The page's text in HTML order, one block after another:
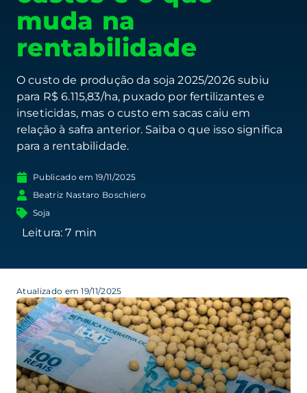
muda na
rentabilidade
O custo de produção da soja 2025/2026 subiu
para R$ 6.115,83/ha, puxado por fertilizantes e
inseticidas, mas o custo em sacas caiu em
relação à safra anterior. Saiba o que isso significa
para a rentabilidade.
Publicado em 19/11/2025
Beatriz Nastaro Boschiero
Soja
Atualizado em 19/11/2025